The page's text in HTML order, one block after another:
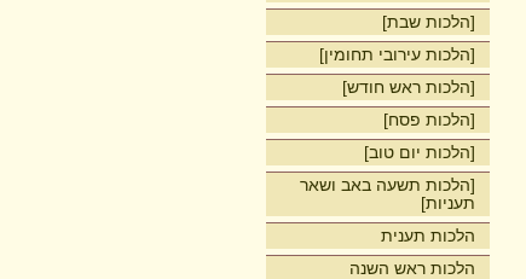
[הלכות שבת]
[הלכות עירובי תחומין]
[הלכות ראש חודש]
[הלכות פסח]
[הלכות יום טוב]
[הלכות תשעה באב ושאר
תעניות]
הלכות תענית
הלכות ראש השנה